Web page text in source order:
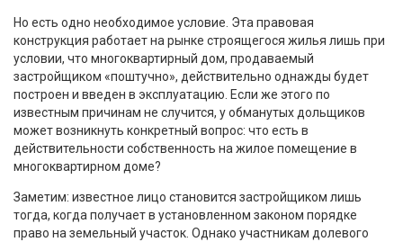
Но есть одно необходимое условие. Эта правовая
конструкция работает на рынке строящегося жилья лишь при
условии, что многоквартирный дом, продаваемый
застройщиком «поштучно», действительно однажды будет
построен и введен в эксплуатацию. Если же этого по
известным причинам не случится, у обманутых дольщиков
может возникнуть конкретный вопрос: что есть в
действительности собственность на жилое помещение в
многоквартирном доме?
Заметим: известное лицо становится застройщиком лишь
тогда, когда получает в установленном законом порядке
право на земельный участок. Однако участникам долевого